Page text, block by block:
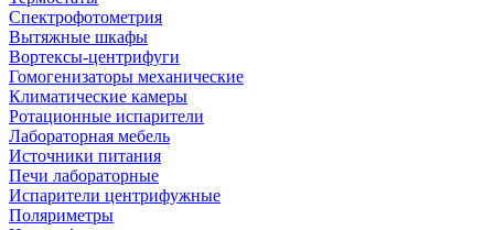
Спектрофотометрия
Вытяжные шкафы
Вортексы-центрифуги
Гомогенизаторы механические
Климатические камеры
Ротационные испарители
Лабораторная мебель
Источники питания
Печи лабораторные
Испарители центрифужные
Поляриметры